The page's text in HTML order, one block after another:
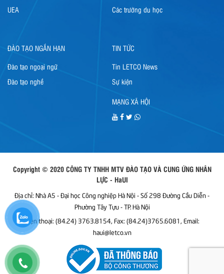
UEA
Các trường du học
ĐÀO TẠO NGẮN HẠN
Đào tạo ngoại ngữ
Đào tạo nghề
TIN TỨC
Tin LETCO News
Sự kiện
MẠNG XÃ HỘI
Copyright © 2020 CÔNG TY TNHH MTV ĐÀO TẠO VÀ CUNG ỨNG NHÂN
LỰC - HaUI
Địa chỉ: Nhà A5 - Đại học Công nghiệp Hà Nội - Số 298 Đường Cầu Diễn -
Phường Tây Tựu - TP. Hà Nội
Điện thoại: (84.24) 3763.8154, Fax: (84.24)3765.6081, Email:
haui@letco.vn